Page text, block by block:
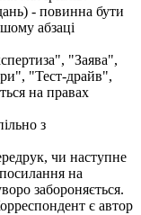
- повинна бути
абзаці
"Заява",
"Тест-драйв",
на правах
з
чи наступне
на
забороняється.
є автор